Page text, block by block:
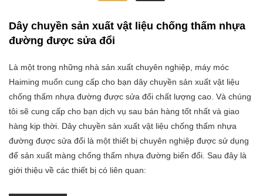
Dây chuyền sản xuất vật liệu chống thấm nhựa
đường được sửa đổi
Là một trong những nhà sản xuất chuyên nghiệp, máy móc
Haiming muốn cung cấp cho bạn dây chuyền sản xuất vật liệu
chống thấm nhựa đường được sửa đổi chất lượng cao. Và chúng
tôi sẽ cung cấp cho bạn dịch vụ sau bán hàng tốt nhất và giao
hàng kịp thời. Dây chuyền sản xuất vật liệu chống thấm nhựa
đường được sửa đổi là một thiết bị chuyên nghiệp được sử dụng
để sản xuất màng chống thấm nhựa đường biến đổi. Sau đây là
giới thiệu về các thiết bị có liên quan: